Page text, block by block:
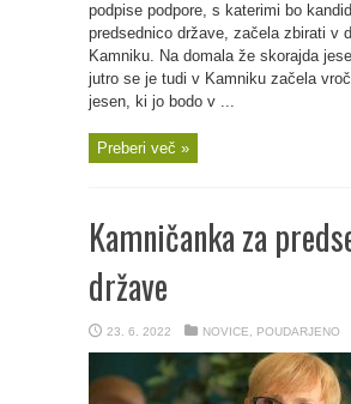
podpise podpore, s katerimi bo
predsednico države, začela zbirati v
Kamniku. Na domala že skorajda
jutro se je tudi v Kamniku začela
jesen, ki jo bodo v ...
Preberi več »
Kamničanka za
države
23. 6. 2022 NOVICE POUDARJENO